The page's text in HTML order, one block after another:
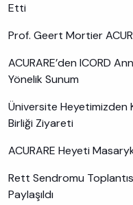
Etti
Prof. Geert Mortier
ACURARE’den ICORD
Yönelik Sunum
Üniversite Heyetimizden
Birliği Ziyareti
ACURARE Heyeti
Rett Sendromu
Paylaşıldı